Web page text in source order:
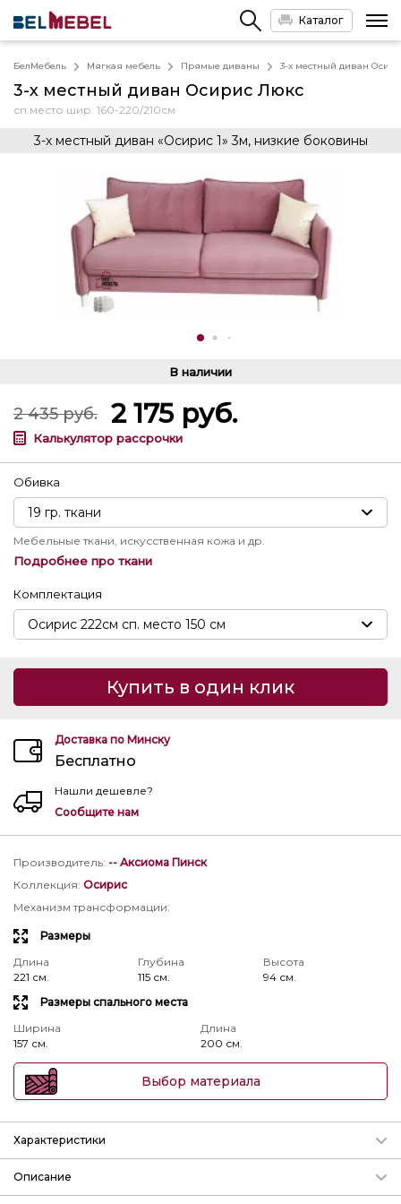
Каталог
БелМебель Мягкая мебель Прямые диваны 3-х местный диван
3-х местный диван Осирис Люкс
сп.место шир. 160-220/210см
3-х местный диван «Осирис 1» 3м, низкие боковины
В наличии
2 435 руб. 2 175 руб.
Калькулятор рассрочки
Обивка
Мебельные ткани, искусственная кожа и др.
Подробнее про ткани
Комплектация
Купить в один клик
Доставка по Минску
Бесплатно
Нашли дешевле?
Сообщите нам
Производитель: -- Аксиома Пинск
Коллекция: Осирис
Механизм трансформации:
Размеры
Длина
221 см.
Глубина
115 см.
Высота
94 см.
Размеры спального места
Ширина
157 см.
Длина
200 см.
Выбор материала
Характеристики
Подробнее о механизмах
Описание